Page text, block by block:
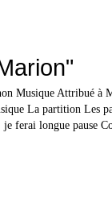
Musique Attribué à
La partition Les
ferai longue pause